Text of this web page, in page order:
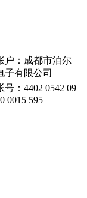
户：成都市泊尔
子有限公司
号：4402 0542 09
0015 595